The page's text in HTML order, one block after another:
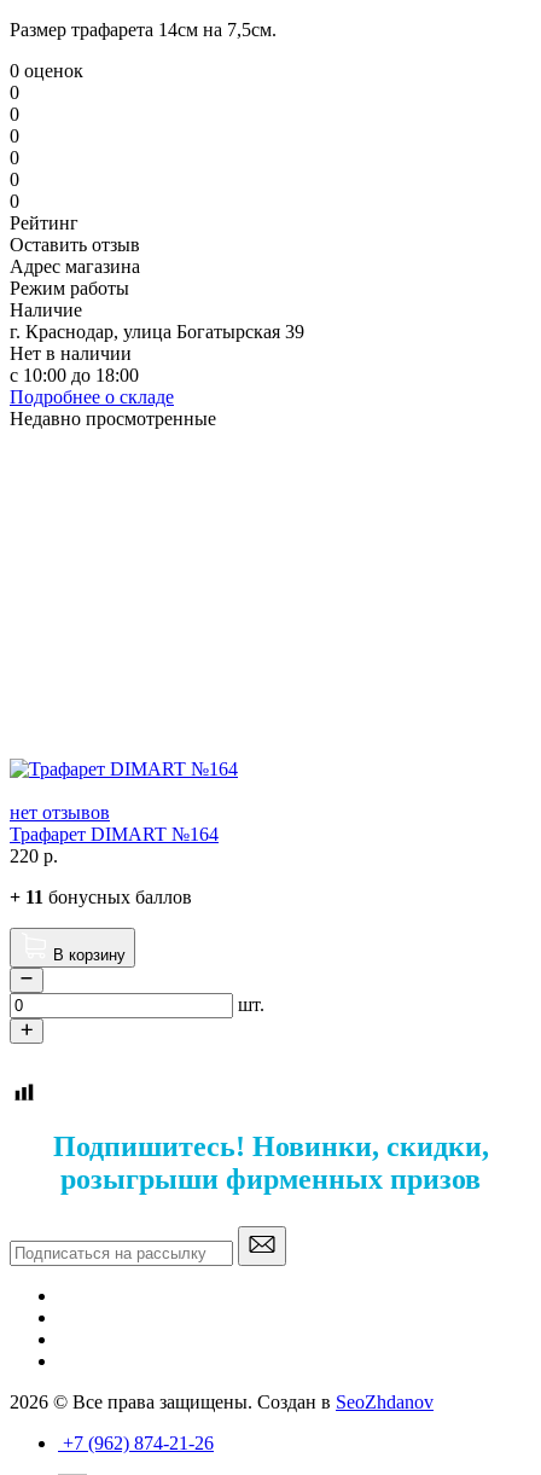
Размер трафарета 14см на 7,5см.
0 оценок
0
0
0
0
0
0
Рейтинг
Оставить отзыв
Адрес магазина
Режим работы
Наличие
г. Краснодар, улица Богатырская 39
Нет в наличии
с 10:00 до 18:00
Подробнее о складе
Недавно просмотренные
нет отзывов
Трафарет DIMART №164
220 р.
+ 11 бонусных баллов
В корзину
шт.
Подпишитесь! Новинки, скидки,
розыгрыши фирменных призов
2026 © Все права защищены. Создан в SeoZhdanov
+7 (962) 874-21-26